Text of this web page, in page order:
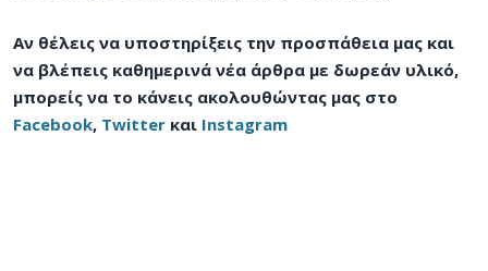
Αν θέλεις να υποστηρίξεις την προσπάθεια μας και
να βλέπεις καθημερινά νέα άρθρα με δωρεάν υλικό,
μπορείς να το κάνεις ακολουθώντας μας στο
Facebook, Twitter και Instagram